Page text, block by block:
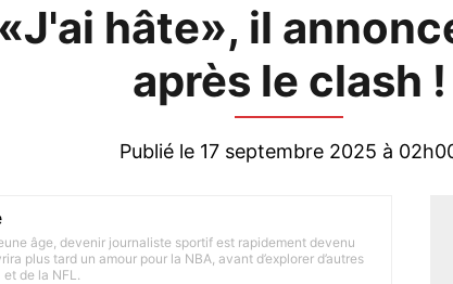
hâte», il
après le clash !
Publié le 17 septembre 2025 à
âge, devenir journaliste sportif est rapidement devenu
plus tard un amour pour la NBA, avant d’explorer d’autres
de la NFL.